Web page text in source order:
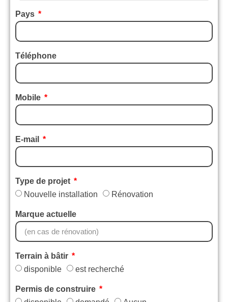
Pays
Téléphone
Mobile
E-mail
Type de projet
Nouvelle installation
Rénovation
Marque actuelle
Terrain à bâtir
disponible
est recherché
Permis de construire